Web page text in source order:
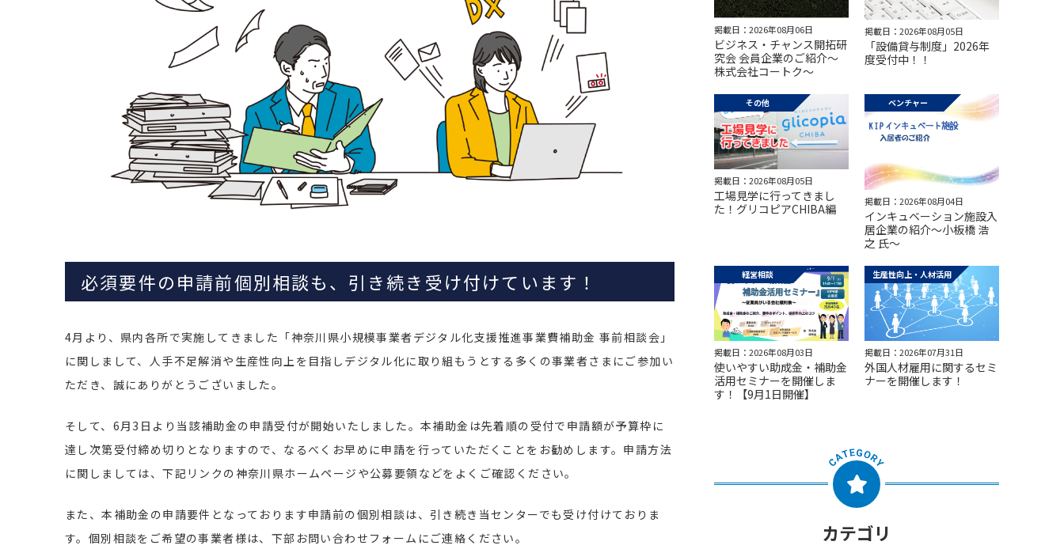
必須要件の申請前個別相談も、引き続き受け付けています！
4月より、県内各所で実施してきました「神奈川県小規模事業者デジタル化支援推進事業費補助金 事前相談会」
に関しまして、人手不足解消や生産性向上を目指しデジタル化に取り組もうとする多くの事業者さまにご参加い
ただき、誠にありがとうございました。
そして、6月3日より当該補助金の申請受付が開始いたしました。本補助金は先着順の受付で申請額が予算枠に
達し次第受付締め切りとなりますので、なるべくお早めに申請を行っていただくことをお勧めします。申請方法
に関しましては、下記リンクの神奈川県ホームページや公募要領などをよくご確認ください。
また、本補助金の申請要件となっております申請前の個別相談は、引き続き当センターでも受け付けておりま
す。個別相談をご希望の事業者様は、下部お問い合わせフォームにご連絡ください。
掲載日：2026年08月06日
ビジネス・チャンス開拓研
究会 会員企業のご紹介～
株式会社コートク～
掲載日：2026年08月05日
「設備貸与制度」2026年
度受付中！！
その他
掲載日：2026年08月05日
工場見学に行ってきまし
た！グリコピアCHIBA編
ベンチャー
掲載日：2026年08月04日
インキュベーション施設入
居企業の紹介～小板橋 浩
之 氏～
経営相談
掲載日：2026年08月03日
使いやすい助成金・補助金
活用セミナーを開催しま
す！【9月1日開催】
生産性向上・人材活用
掲載日：2026年07月31日
外国人材雇用に関するセミ
ナーを開催します！
カテゴリ